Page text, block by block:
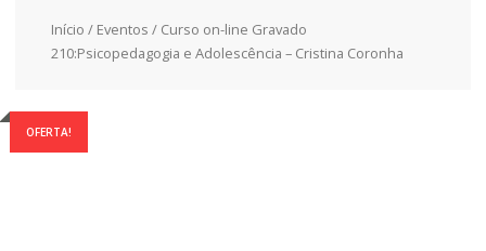
Início / Eventos / Curso on-line Gravado
210:Psicopedagogia e Adolescência – Cristina Coronha
OFERTA!